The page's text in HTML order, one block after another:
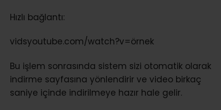
Hızlı bağlantı:
vidsyoutube.com/watch?v=örnek
Bu işlem sonrasında sistem sizi otomatik olarak
indirme sayfasına yönlendirir ve video birkaç
saniye içinde indirilmeye hazır hale gelir.